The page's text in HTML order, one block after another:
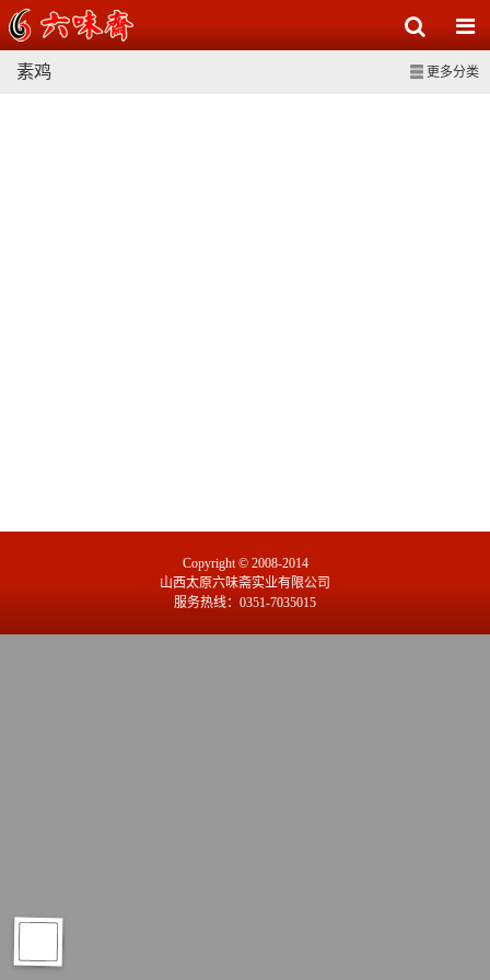
更多分类
素鸡
Copyright © 2008-2014
山西太原六味斋实业有限公司
服务热线：0351-7035015